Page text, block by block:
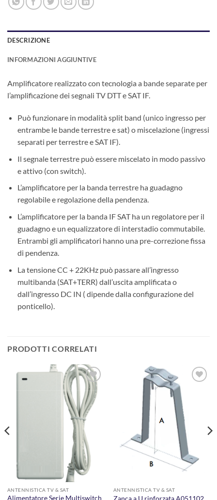
DESCRIZIONE
INFORMAZIONI AGGIUNTIVE
Amplificatore realizzato con tecnologia a bande separate per
l’amplificazione dei segnali TV DTT e SAT IF.
Può funzionare in modalità split band (unico ingresso per
entrambe le bande terrestre e sat) o miscelazione (ingressi
separati per terrestre e SAT IF).
Il segnale terrestre può essere miscelato in modo passivo
e attivo (con switch).
L’amplificatore per la banda terrestre ha guadagno
regolabile e regolazione della pendenza.
L’amplificatore per la banda IF SAT ha un regolatore per il
guadagno e un equalizzatore di interstadio commutabile.
Entrambi gli amplificatori hanno una pre-correzione fissa
di pendenza.
La tensione CC + 22KHz può passare all’ingresso
multibanda (SAT+TERR) dall’uscita amplificata o
dall’ingresso DC IN ( dipende dalla configurazione del
ponticello).
PRODOTTI CORRELATI
AGGIUNGI
ALLA
LISTA DEI
DESIDERI
ANTENNISTICA TV & SAT
Alimentatore Serie Multiswitch
AGGIUNGI
ALLA
LISTA DEI
DESIDERI
ANTENNISTICA TV & SAT
Zanca a U rinforzata A051102